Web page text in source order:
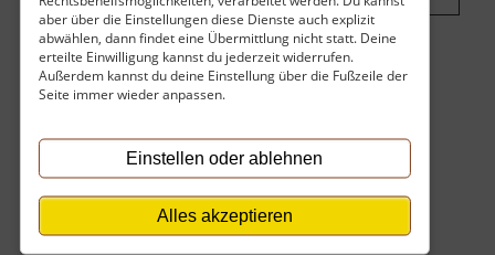
aber über die Einstellungen diese Dienste auch explizit
abwählen, dann findet eine Übermittlung nicht statt. Deine
erteilte Einwilligung kannst du jederzeit widerrufen.
Außerdem kannst du deine Einstellung über die Fußzeile der
Seite immer wieder anpassen.
Einstellen oder ablehnen
Alles akzeptieren
Eintritt
Vollzahler:
15,00 €
Eintritt frei bis:
2 Jahre
Öffnungszeiten
Montag:
10:00 Uhr - 22:00 Uhr
10:00 Uhr - 22:00 Uhr